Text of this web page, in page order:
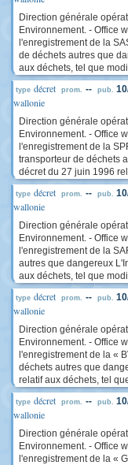
Direction générale
Environnement. - Office
l'enregistrement de la
de déchets autres que
aux déchets, tel que
type décret prom. -- pub.
wallonie
Direction générale
Environnement. - Office
l'enregistrement de la
transporteur de déchets
décret du 27 juin 1996
type décret prom. -- pub.
wallonie
Direction générale
Environnement. - Office
l'enregistrement de la
autres que dangereux
aux déchets, tel que
type décret prom. -- pub.
wallonie
Direction générale
Environnement. - Office
l'enregistrement de la «
déchets autres que
relatif aux déchets, tel
type décret prom. -- pub.
wallonie
Direction générale
Environnement. - Office
l'enregistrement de la «